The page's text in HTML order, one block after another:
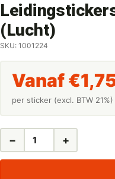
(Lucht)
SKU: 1001224
Vanaf €
per sticker (excl. BTW 21%)
LEIDINGSTICKERS
− +